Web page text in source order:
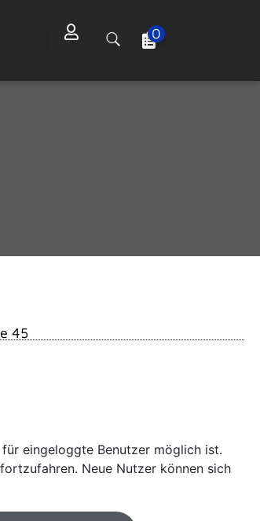
0
45
eingeloggte Benutzer möglich ist.
Neue Nutzer können sich